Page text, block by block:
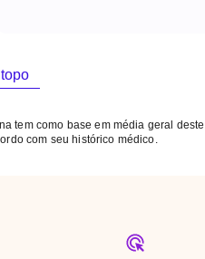
tem como base em média geral deste
com seu histórico médico.